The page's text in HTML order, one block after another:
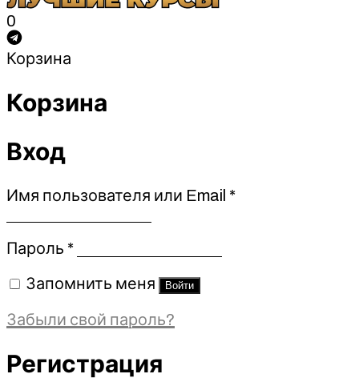
0
Корзина
Корзина
Вход
Имя пользователя или Email *Обязательно
Пароль *Обязательно
Запомнить меня Войти
Забыли свой пароль?
Регистрация